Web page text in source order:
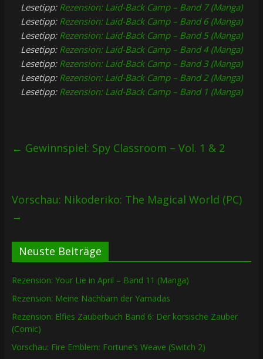
Lesetipp: Rezension: Laid-Back Camp – Band 7 (Manga)
Lesetipp: Rezension: Laid-Back Camp – Band 6 (Manga)
Lesetipp: Rezension: Laid-Back Camp – Band 5 (Manga)
Lesetipp: Rezension: Laid-Back Camp – Band 4 (Manga)
Lesetipp: Rezension: Laid-Back Camp – Band 3 (Manga)
Lesetipp: Rezension: Laid-Back Camp – Band 2 (Manga)
Lesetipp: Rezension: Laid-Back Camp – Band 1 (Manga)
← Gewinnspiel: Spy Classroom – Vol. 1 & 2
Vorschau: Nikoderiko: The Magical World (PC)
→
Neuste Beiträge
Rezension: Your Lie in April – Band 11 (Manga)
Rezension: Meine Nachbarn der Yamadas
Rezension: Elfies Zauberbuch Band 6: Der korsische Zauber
(Comic)
Vorschau: Fire Emblem: Fortune’s Weave (Switch 2)